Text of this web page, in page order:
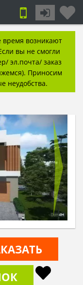
время возникают
вы не смогли
эл.почта/ заказ
Приносим
неудобства.